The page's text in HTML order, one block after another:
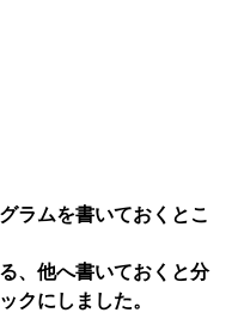
ラムを書いておくとこ
、他へ書いておくと分
クにしました。